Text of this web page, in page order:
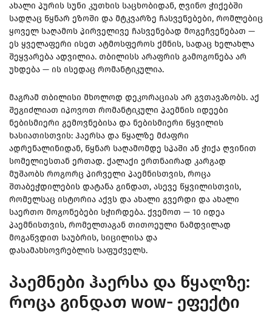
ახალი პურის სუნი კუთხის საცხობიდან, ღვინო ჭიქებში
სადღაც წყნარ ეზოში და მტკვარზე ჩასვენებები, რომლებიც
ყოველ საღამოს პირველივე ჩასვენებად მოგეჩვენებათ —
ეს ყველაფერი ისეთ ატმოსფეროს ქმნის, სადაც ხელახლა
შეყვარება ადვილია. თბილისს არაფრის გამოგონება არ
უხდება — ის ისედაც რომანტიკულია.
მაგრამ თბილისი მხოლოდ დეკორაციას არ გვთავაზობს. აქ
შეგიძლიათ იპოვოთ რომანტიკული პაემნის იდეები
ნებისმიერი გემოვნებისა და ნებისმიერი წყვილის
ხასიათისთვის: ჰაერსა და წყალზე მძაფრი
ადრენალინიდან, წყნარ საღამომდე სპაში ან ჭიქა ღვინით
სომელიესთან ერთად. ქალაქი ერთნაირად კარგად
მუშაობს როგორც პირველი პაემნისთვის, როცა
შთაბეჭდილების დატანა გინდათ, ასევე წყვილისთვის,
რომელსაც ისტორია აქვს და ახალი გვერდი და ახალი
საერთო მოგონებები სჭირდება. ქვემოთ — 10 იდეა
პაემნისთვის, რომელთაგან თითოეული ნამდვილად
მოგაწვდით საუბრის, სიცილისა და
დასამახსოვრებლის საფუძველს.
პაემნები ჰაერსა და წყალზე:
როცა გინდათ wow- ეფექტი